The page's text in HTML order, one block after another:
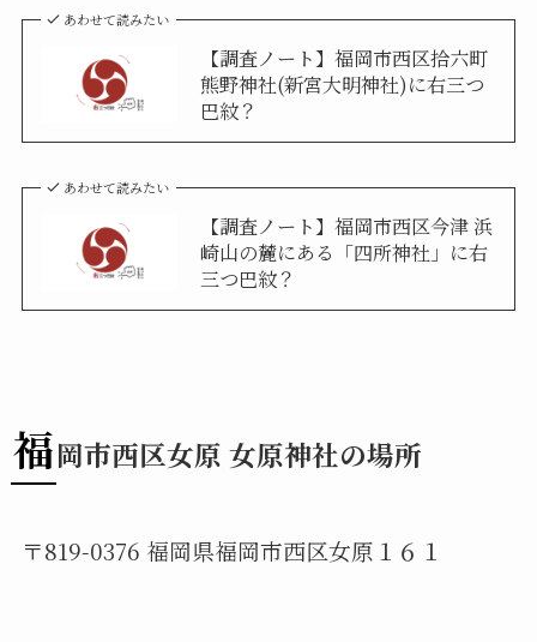
あわせて読みたい
【調査ノート】福岡市西区拾六町
熊野神社(新宮大明神社)に右三つ
巴紋？
あわせて読みたい
【調査ノート】福岡市西区今津 浜
崎山の麓にある「四所神社」に右
三つ巴紋？
福岡市西区女原 女原神社の場所
〒819-0376 福岡県福岡市西区女原１６１